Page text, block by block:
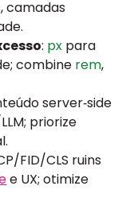
camadas
: px para
combine rem,
server‑side
priorize
FID/CLS ruins
e UX; otimize